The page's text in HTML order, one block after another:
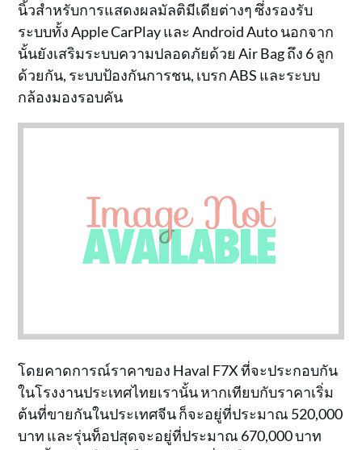
นิ้วสำหรับการแสดงผลมัลติมีเดียต่างๆ ซึ่งรองรับ
ระบบทั้ง Apple CarPlay และ Android Auto นอกจาก
นั้นยังเสริมระบบความปลอดภัยด้วย Air Bag ถึง 6 ลูก
ด้วยกัน, ระบบป้องกันการชน, เบรก ABS และระบบ
กล้องมองรอบคัน
โดยคาดการณ์ราคาของ Haval F7X ที่จะประกอบกัน
ในโรงงานประเทศไทยเรานั้น หากเทียบกับราคาเริ่ม
ต้นที่ขายกันในประเทศจีน ก็จะอยู่ที่ประมาณ 520,000
บาท และรุ่นท็อปสุดจะอยู่ที่ประมาณ 670,000 บาท